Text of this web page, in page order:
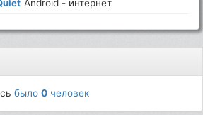
Android - интернет
было0 человек